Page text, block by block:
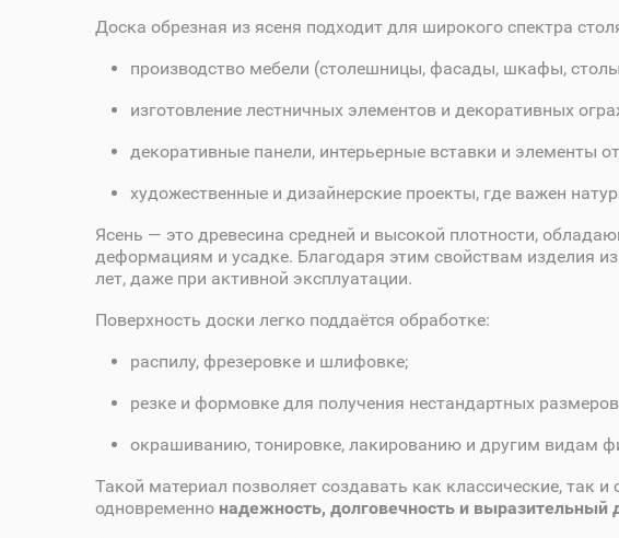
Доска обрезная из ясеня подходит для широкого спектра
производство мебели (столешницы, фасады, шкафы,
изготовление лестничных элементов и декоративных
декоративные панели, интерьерные вставки и элементы
художественные и дизайнерские проекты, где важен
Ясень — это древесина средней и высокой плотности,
деформациям и усадке. Благодаря этим свойствам изделия
лет, даже при активной эксплуатации.
Поверхность доски легко поддаётся обработке:
распилу, фрезеровке и шлифовке;
резке и формовке для получения нестандартных
окрашиванию, тонировке, лакированию и другим видам
Такой материал позволяет создавать как классические, так
одновременно надежность, долговечность и